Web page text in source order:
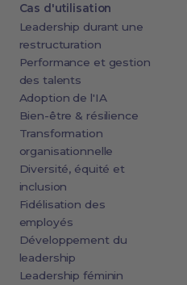
Cas d'utilisation
Leadership durant une
restructuration
Performance et gestion
des talents
Adoption de l'IA
Bien-être & résilience
Transformation
organisationnelle
Diversité, équité et
inclusion
Fidélisation des
employés
Développement du
leadership
Leadership féminin